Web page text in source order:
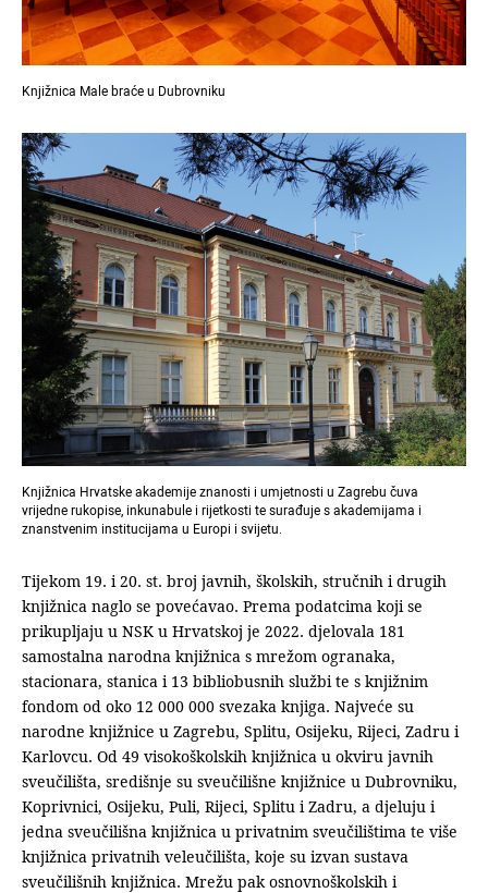
Knjižnica Male braće u Dubrovniku
Knjižnica Hrvatske akademije znanosti i umjetnosti u Zagrebu čuva
vrijedne rukopise, inkunabule i rijetkosti te surađuje s akademijama i
znanstvenim institucijama u Europi i svijetu.
Tijekom 19. i 20. st. broj javnih, školskih, stručnih i drugih
knjižnica naglo se povećavao. Prema podatcima koji se
prikupljaju u NSK u Hrvatskoj je 2022. djelovala 181
samostalna narodna knjižnica s mrežom ogranaka,
stacionara, stanica i 13 bibliobusnih službi te s knjižnim
fondom od oko 12 000 000 svezaka knjiga. Najveće su
narodne knjižnice u Zagrebu, Splitu, Osijeku, Rijeci, Zadru i
Karlovcu. Od 49 visokoškolskih knjižnica u okviru javnih
sveučilišta, središnje su sveučilišne knjižnice u Dubrovniku,
Koprivnici, Osijeku, Puli, Rijeci, Splitu i Zadru, a djeluju i
jedna sveučilišna knjižnica u privatnim sveučilištima te više
knjižnica privatnih veleučilišta, koje su izvan sustava
sveučilišnih knjižnica. Mrežu pak osnovnoškolskih i